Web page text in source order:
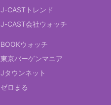
J-CASTトレンド
J-CAST会社ウォッチ
BOOKウォッチ
東京バーゲンマニア
Jタウンネット
ゼロまる